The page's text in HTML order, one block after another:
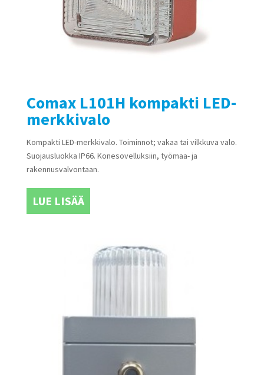
Comax L101H kompakti LED-
merkkivalo
Kompakti LED-merkkivalo. Toiminnot; vakaa tai vilkkuva valo.
Suojausluokka IP66. Konesovelluksiin, työmaa- ja
rakennusvalvontaan.
LUE LISÄÄ